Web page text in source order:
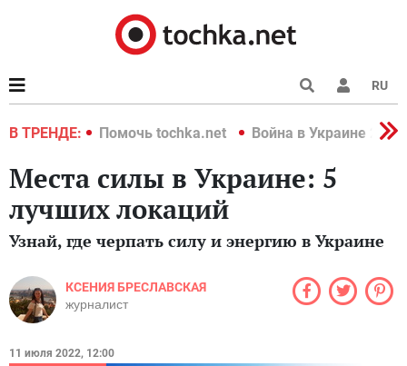
RU
В ТРЕНДЕ:
2022 Помочь tochka.net Война в Украине 2022
Места силы в Украине: 5
лучших локаций
Узнай, где черпать силу и энергию в Украине
КСЕНИЯ БРЕСЛАВСКАЯ
журналист
11 июля 2022, 12:00